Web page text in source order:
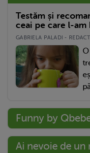
Testăm și
ceai pe care l-am
GABRIELA PALADI -
Funny by
Ai nevoie de un